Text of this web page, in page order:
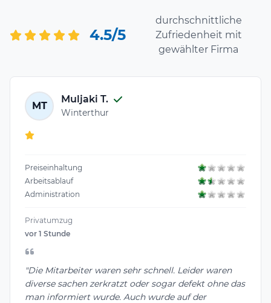
4.5/5
durchschnittliche
Zufriedenheit mit
gewählter Firma
MT
Muljaki T.
Winterthur
Preiseinhaltung
Arbeitsablauf
Administration
Privatumzug
vor 1 Stunde
"Die Mitarbeiter waren sehr schnell. Leider waren
diverse sachen zerkratzt oder sogar defekt ohne das
man informiert wurde. Auch wurde auf der